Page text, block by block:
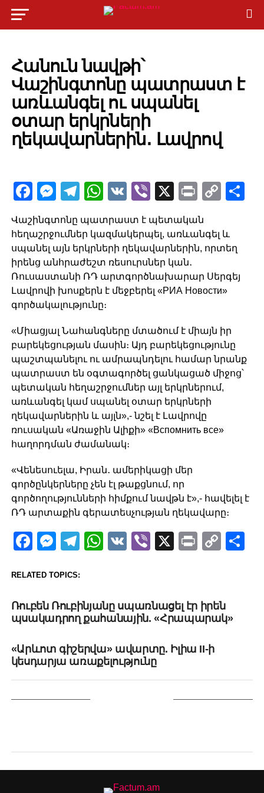
Հանուն նավթի՝
Վաշինգտոնը պատրաստ է
առևանգել ու սպանել
օտար երկրների
ղեկավարներին․ Լավրով
Facebook
Messenger
Telegram
WhatsApp
VKViber
X PrintCopy
Վաշինգտոնը պատրաստ է պետական
հեղաշրջումներ կազմակերպել, առևանգել և
սպանել այն երկրների ղեկավարներին, որտեղ
իրենց անհրաժեշտ ռեսուրսներ կան․
Ռուսաստանի ՌԴ արտգործնախարար Սերգեյ
Լավրովի խոսքերն է մեջբերել «РИА Новости»
գործակալությունը։
«Միացյալ Նահանգները մտածում է միայն իր
բարեկեցության մասին։ Այդ բարեկեցությունը
պաշտպանելու ու ամրապնդելու համար նրանք
պատրաստ են օգտագործել ցանկացած միջոց՝
պետական հեղաշրջումներ այլ երկրներում,
առևանգել կամ սպանել օտար երկրների
ղեկավարներին և այլն»,- նշել է Լավրովը
ռուսական «Առաջին Ալիքի» «Вспомнить все»
հաղորդման ժամանակ։
«Վենեսուելա, Իրան․ ամերիկացի մեր
գործընկերները չեն էլ թաքցնում, որ
գործողությունների հիմքում նավթն է»,- հավելել է
ՌԴ արտաքին գերատեսչության ղեկավարը։
Facebook
Messenger
Telegram
WhatsApp
VKViber
X PrintCopy
RELATED TOPICS:
Ռուբեն Ռուբինյանը սպառնացել էր իրեն
պսակադրող քահանային. «Հրապարակ»
«Արևոտ գիշերվա» ավարտը. Իլիա II-ի
կեսդարյա առաքելությունը